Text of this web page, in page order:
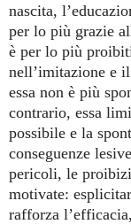
nascita,
per lo più grazie
è per lo più
nell’imitazione e
essa non è più
contrario, essa
possibile e la
conseguenze
pericoli, le
motivate:
rafforza